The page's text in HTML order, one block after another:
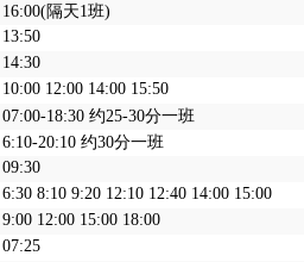
16:00(隔天1班)
13:50
14:30
10:00 12:00 14:00 15:50
07:00-18:30 约25-30分一班
6:10-20:10 约30分一班
09:30
6:30 8:10 9:20 12:10 12:40 14:00 15:00
9:00 12:00 15:00 18:00
07:25